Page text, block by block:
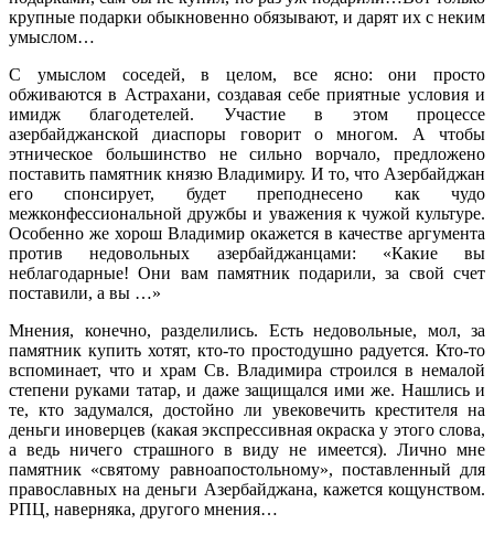
крупные подарки обыкновенно обязывают, и дарят их с неким
умыслом…
С умыслом соседей, в целом, все ясно: они просто
обживаются в Астрахани, создавая себе приятные условия и
имидж благодетелей. Участие в этом процессе
азербайджанской диаспоры говорит о многом. А чтобы
этническое большинство не сильно ворчало, предложено
поставить памятник князю Владимиру. И то, что Азербайджан
его спонсирует, будет преподнесено как чудо
межконфессиональной дружбы и уважения к чужой культуре.
Особенно же хорош Владимир окажется в качестве аргумента
против недовольных азербайджанцами: «Какие вы
неблагодарные! Они вам памятник подарили, за свой счет
поставили, а вы …»
Мнения, конечно, разделились. Есть недовольные, мол, за
памятник купить хотят, кто-то простодушно радуется. Кто-то
вспоминает, что и храм Св. Владимира строился в немалой
степени руками татар, и даже защищался ими же. Нашлись и
те, кто задумался, достойно ли увековечить крестителя на
деньги иноверцев (какая экспрессивная окраска у этого слова,
а ведь ничего страшного в виду не имеется). Лично мне
памятник «святому равноапостольному», поставленный для
православных на деньги Азербайджана, кажется кощунством.
РПЦ, наверняка, другого мнения…